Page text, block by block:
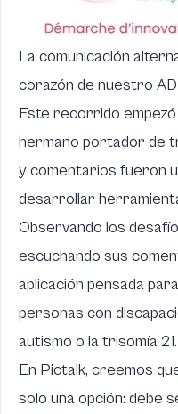
La comunicación
corazón de nuestro
Este recorrido
hermano portador de
y comentarios fueron
desarrollar
Observando los
escuchando sus
aplicación pensada
personas con
autismo o la trisomía 21.
En Pictalk, creemos
solo una opción: debe